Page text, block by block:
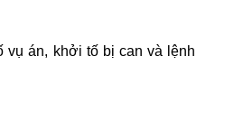
vụ án, khởi tố bị can và lệnh